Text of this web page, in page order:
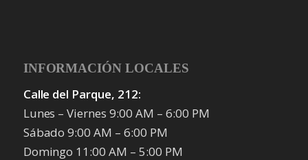
INFORMACIÓN LOCALES
Calle del Parque, 212:
Lunes – Viernes 9:00 AM – 6:00 PM
Sábado 9:00 AM – 6:00 PM
Domingo 11:00 AM – 5:00 PM